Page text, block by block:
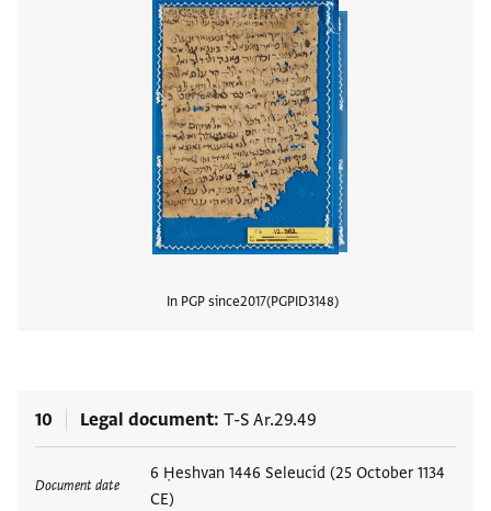
In PGP since2017 PGPID3148
10 Legal document T-S Ar.29.49
Document date
6 Ḥeshvan 1446 Seleucid (25 October 1134
CE)